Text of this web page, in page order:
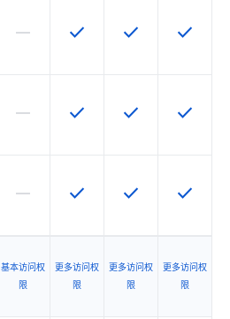
该 SKU 不支持此功能
horizontal_rule 该 SKU 提供此功能
check 该 SKU 提供此功
check 该 SKU
check
该 SKU 不支持此功能
horizontal_rule 该 SKU 提供此功能
check 该 SKU 提供此功
check 该 SKU
check
该 SKU 不支持此功能
horizontal_rule 该 SKU 提供此功能
check 该 SKU 提供此功
check 该 SKU
check
基本访问权
限
更多访问权
限
更多访问权
限
更多访问权
限